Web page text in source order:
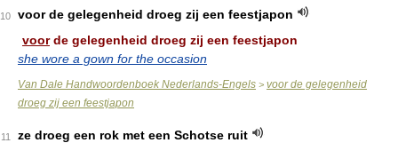
10
voor de gelegenheid droeg zij een feestjapon
voorde gelegenheid droeg zij een feestjapon
she wore a gown for the occasion
Van Dale Handwoordenboek Nederlands-Engels > voor de gelegenheid
droeg zij een feestjapon
11
ze droeg een rok met een Schotse ruit